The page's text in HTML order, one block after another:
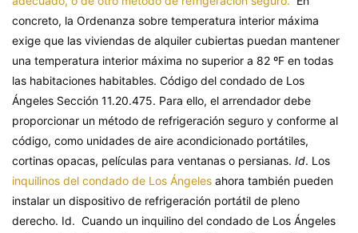
concreto, la Ordenanza sobre temperatura interior máxima
exige que las viviendas de alquiler cubiertas puedan mantener
una temperatura interior máxima no superior a 82 ºF en todas
las habitaciones habitables. Código del condado de Los
Ángeles Sección 11.20.475. Para ello, el arrendador debe
proporcionar un método de refrigeración seguro y conforme al
código, como unidades de aire acondicionado portátiles,
cortinas opacas, películas para ventanas o persianas. Id. Los
inquilinos del condado de Los Ángeles ahora también pueden
instalar un dispositivo de refrigeración portátil de pleno
derecho. Id. Cuando un inquilino del condado de Los Ángeles